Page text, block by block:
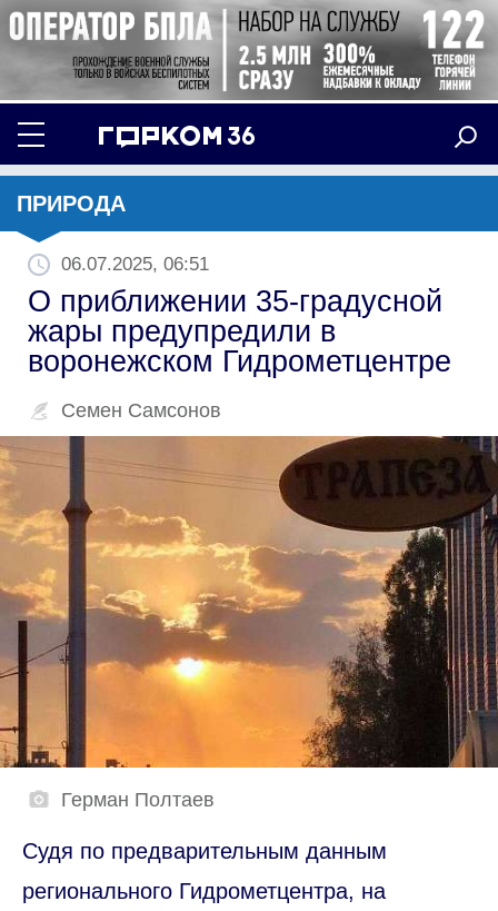
ПРИРОДА
06.07.2025, 06:51
О приближении 35-градусной
жары предупредили в
воронежском Гидрометцентре
Семен Самсонов
Герман Полтаев
Судя по предварительным данным
регионального Гидрометцентра, на